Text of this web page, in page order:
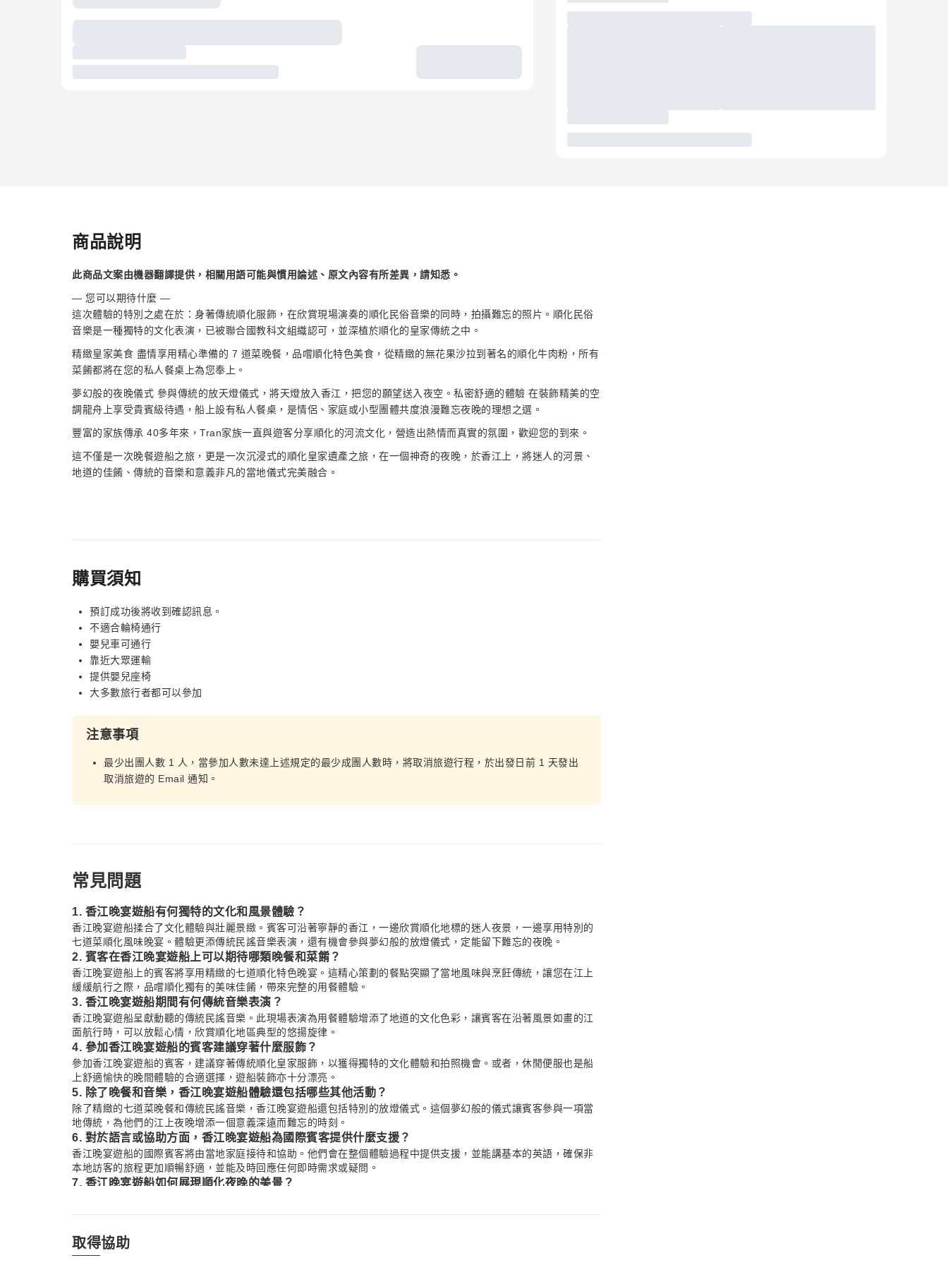
商品說明
此商品文案由機器翻譯提供，相關用語可能與慣用論述、原文內容有所差異，請知悉。
— 您可以期待什麼 —
這次體驗的特別之處在於：身著傳統順化服飾，在欣賞現場演奏的順化民俗音樂的同時，拍攝難忘的照片。順化民俗
音樂是一種獨特的文化表演，已被聯合國教科文組織認可，並深植於順化的皇家傳統之中。
精緻皇家美食 盡情享用精心準備的 7 道菜晚餐，品嚐順化特色美食，從精緻的無花果沙拉到著名的順化牛肉粉，所有
菜餚都將在您的私人餐桌上為您奉上。
夢幻般的夜晚儀式 參與傳統的放天燈儀式，將天燈放入香江，把您的願望送入夜空。私密舒適的體驗 在裝飾精美的空
調龍舟上享受貴賓級待遇，船上設有私人餐桌，是情侶、家庭或小型團體共度浪漫難忘夜晚的理想之選。
豐富的家族傳承 40多年來，Tran家族一直與遊客分享順化的河流文化，營造出熱情而真實的氛圍，歡迎您的到來。
這不僅是一次晚餐遊船之旅，更是一次沉浸式的順化皇家遺產之旅，在一個神奇的夜晚，於香江上，將迷人的河景、
地道的佳餚、傳統的音樂和意義非凡的當地儀式完美融合。
購買須知
預訂成功後將收到確認訊息。
不適合輪椅通行
嬰兒車可通行
靠近大眾運輸
提供嬰兒座椅
大多數旅行者都可以參加
注意事項
最少出團人數 1 人，當參加人數未達上述規定的最少成團人數時，將取消旅遊行程，於出發日前 1 天發出
取消旅遊的 Email 通知。
常見問題
1. 香江晚宴遊船有何獨特的文化和風景體驗？
香江晚宴遊船揉合了文化體驗與壯麗景緻。賓客可沿著寧靜的香江，一邊欣賞順化地標的迷人夜景，一邊享用特別的
七道菜順化風味晚宴。體驗更添傳統民謠音樂表演，還有機會參與夢幻般的放燈儀式，定能留下難忘的夜晚。
2. 賓客在香江晚宴遊船上可以期待哪類晚餐和菜餚？
香江晚宴遊船上的賓客將享用精緻的七道順化特色晚宴。這精心策劃的餐點突顯了當地風味與烹飪傳統，讓您在江上
緩緩航行之際，品嚐順化獨有的美味佳餚，帶來完整的用餐體驗。
3. 香江晚宴遊船期間有何傳統音樂表演？
香江晚宴遊船呈獻動聽的傳統民謠音樂。此現場表演為用餐體驗增添了地道的文化色彩，讓賓客在沿著風景如畫的江
面航行時，可以放鬆心情，欣賞順化地區典型的悠揚旋律。
4. 參加香江晚宴遊船的賓客建議穿著什麼服飾？
參加香江晚宴遊船的賓客，建議穿著傳統順化皇家服飾，以獲得獨特的文化體驗和拍照機會。或者，休閒便服也是船
上舒適愉快的晚間體驗的合適選擇，遊船裝飾亦十分漂亮。
5. 除了晚餐和音樂，香江晚宴遊船體驗還包括哪些其他活動？
除了精緻的七道菜晚餐和傳統民謠音樂，香江晚宴遊船還包括特別的放燈儀式。這個夢幻般的儀式讓賓客參與一項當
地傳統，為他們的江上夜晚增添一個意義深遠而難忘的時刻。
6. 對於語言或協助方面，香江晚宴遊船為國際賓客提供什麼支援？
香江晚宴遊船的國際賓客將由當地家庭接待和協助。他們會在整個體驗過程中提供支援，並能講基本的英語，確保非
本地訪客的旅程更加順暢舒適，並能及時回應任何即時需求或疑問。
7. 香江晚宴遊船如何展現順化夜晚的美景？
市燈光、歷史悠久的橋樑以及河畔建築，所有景緻都倒映在寧靜的香江水面上，營造出如畫的氛圍。
賓客可在裝飾優美的遊船上，享受輕鬆舒適的氛圍。船隻設計旨在提供舒適與愉悅，讓您在無任何不適的情況下，伴
隨著文化娛樂節目和迷人的香江夜景，享受寧靜的用餐體驗。
取得協助